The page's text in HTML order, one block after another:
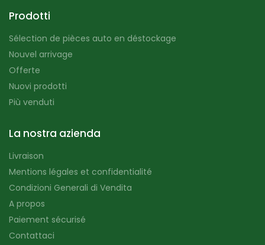
Prodotti
Sélection de pièces auto en déstockage
Nouvel arrivage
Offerte
Nuovi prodotti
Più venduti
La nostra azienda
Livraison
Mentions légales et confidentialité
Condizioni Generali di Vendita
A propos
Paiement sécurisé
Contattaci